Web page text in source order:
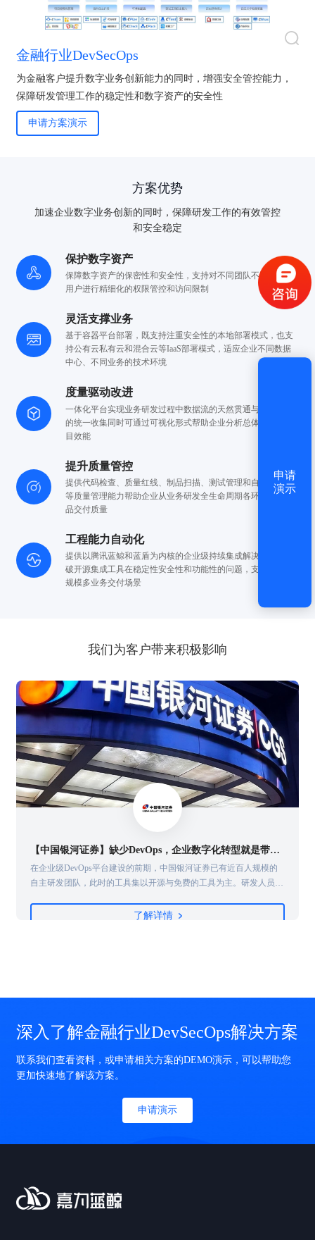
金融行业DevSecOps
为金融客户提升数字业务创新能力的同时，增强安全管控能力，
保障研发管理工作的稳定性和数字资产的安全性
申请方案演示
方案优势
加速企业数字业务创新的同时，保障研发工作的有效管控
和安全稳定
保护数字资产
保障数字资产的保密性和安全性，支持对不同团队不同层级的
用户进行精细化的权限管控和访问限制
灵活支撑业务
基于容器平台部署，既支持注重安全性的本地部署模式，也支
持公有云私有云和混合云等IaaS部署模式，适应企业不同数据
中心、不同业务的技术环境
度量驱动改进
一体化平台实现业务研发过程中数据流的天然贯通与研发数据
的统一收集同时可通过可视化形式帮助企业分析总体效能和项
目效能
提升质量管控
提供代码检查、质量红线、制品扫描、测试管理和自动化测试
等质量管理能力帮助企业从业务研发全生命周期各环节提升产
品交付质量
工程能力自动化
提供以腾讯蓝鲸和蓝盾为内核的企业级持续集成解决方案，突
破开源集成工具在稳定性安全性和功能性的问题，支撑企业大
规模多业务交付场景
我们为客户带来积极影响
【中国银河证券】缺少DevOps，企业数字化转型就是带着脚镣跳舞
在企业级DevOps平台建设的前期，中国银河证券已有近百人规模的
自主研发团队，此时的工具集以开源与免费的工具为主。研发人员自
续性弱的特点，也很少会做业务连续性和工具链集群部署，同时有重
了解详情
深入了解金融行业DevSecOps解决方案
联系我们查看资料，或申请相关方案的DEMO演示，可以帮助您
更加快速地了解该方案。
申请演示
验证码登录 密码登录
获取验证码
登录
申请
演示